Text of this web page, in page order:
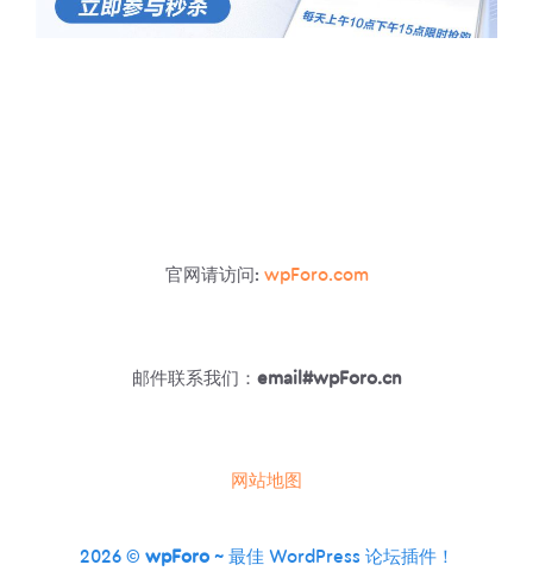
官网请访问: wpForo.com
邮件联系我们： email#wpForo.cn
网站地图
2026 © wpForo~ 最佳 WordPress 论坛插件！